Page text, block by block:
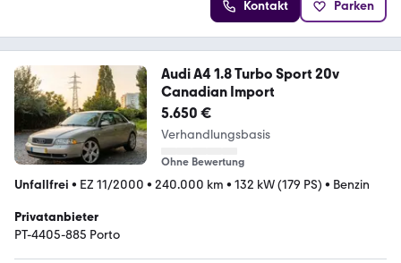
Kontakt Parken
Audi A4 1.8 Turbo Sport 20v
Canadian Import
5.650 €
Verhandlungsbasis
Ohne Bewertung
Unfallfrei • EZ 11/2000 • 240.000 km • 132 kW (179 PS) • Benzin
Privatanbieter
PT-4405-885 Porto